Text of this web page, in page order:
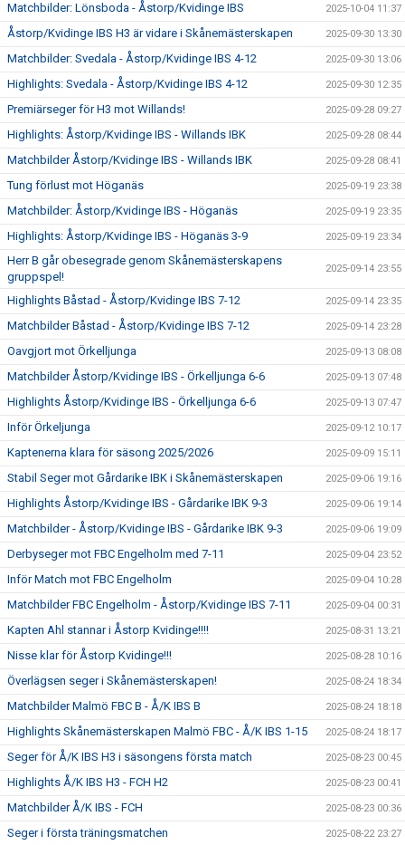
Matchbilder: Lönsboda - Åstorp/Kvidinge IBS 2025-10-04 11:37
Åstorp/Kvidinge IBS H3 är vidare i Skånemästerskapen 2025-09-30 13:30
Matchbilder: Svedala - Åstorp/Kvidinge IBS 4-12 2025-09-30 13:06
Highlights: Svedala - Åstorp/Kvidinge IBS 4-12 2025-09-30 12:35
Premiärseger för H3 mot Willands! 2025-09-28 09:27
Highlights: Åstorp/Kvidinge IBS - Willands IBK 2025-09-28 08:44
Matchbilder Åstorp/Kvidinge IBS - Willands IBK 2025-09-28 08:41
Tung förlust mot Höganäs 2025-09-19 23:38
Matchbilder: Åstorp/Kvidinge IBS - Höganäs 2025-09-19 23:35
Highlights: Åstorp/Kvidinge IBS - Höganäs 3-9 2025-09-19 23:34
Herr B går obesegrade genom Skånemästerskapens
gruppspel!
2025-09-14 23:55
Highlights Båstad - Åstorp/Kvidinge IBS 7-12 2025-09-14 23:35
Matchbilder Båstad - Åstorp/Kvidinge IBS 7-12 2025-09-14 23:28
Oavgjort mot Örkelljunga 2025-09-13 08:08
Matchbilder Åstorp/Kvidinge IBS - Örkelljunga 6-6 2025-09-13 07:48
Highlights Åstorp/Kvidinge IBS - Örkelljunga 6-6 2025-09-13 07:47
Inför Örkeljunga 2025-09-12 10:17
Kaptenerna klara för säsong 2025/2026 2025-09-09 15:11
Stabil Seger mot Gårdarike IBK i Skånemästerskapen 2025-09-06 19:16
Highlights Åstorp/Kvidinge IBS - Gårdarike IBK 9-3 2025-09-06 19:14
Matchbilder - Åstorp/Kvidinge IBS - Gårdarike IBK 9-3 2025-09-06 19:09
Derbyseger mot FBC Engelholm med 7-11 2025-09-04 23:52
Inför Match mot FBC Engelholm 2025-09-04 10:28
Matchbilder FBC Engelholm - Åstorp/Kvidinge IBS 7-11 2025-09-04 00:31
Kapten Ahl stannar i Åstorp Kvidinge!!!! 2025-08-31 13:21
Nisse klar för Åstorp Kvidinge!!! 2025-08-28 10:16
Överlägsen seger i Skånemästerskapen! 2025-08-24 18:34
Matchbilder Malmö FBC B - Å/K IBS B 2025-08-24 18:18
Highlights Skånemästerskapen Malmö FBC - Å/K IBS 1-15 2025-08-24 18:17
Seger för Å/K IBS H3 i säsongens första match 2025-08-23 00:45
Highlights Å/K IBS H3 - FCH H2 2025-08-23 00:41
Matchbilder Å/K IBS - FCH 2025-08-23 00:36
Seger i första träningsmatchen 2025-08-22 23:27